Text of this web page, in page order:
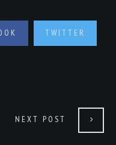
TWITTER
NEXT POST